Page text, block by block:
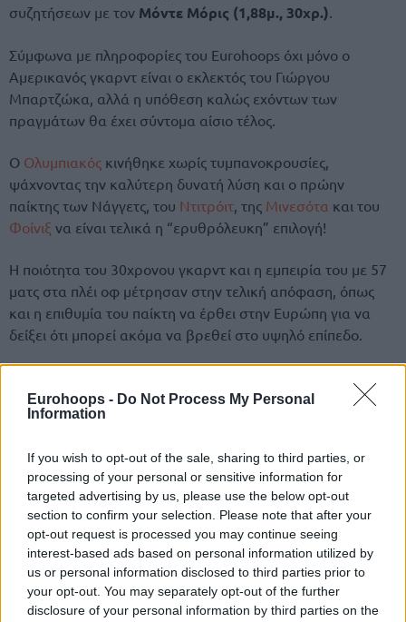
Eurohoops - Do Not Process My Personal
Information
If you wish to opt-out of the sale, sharing to third parties, or
processing of your personal or sensitive information for
targeted advertising by us, please use the below opt-out
section to confirm your selection. Please note that after your
opt-out request is processed you may continue seeing
interest-based ads based on personal information utilized by
us or personal information disclosed to third parties prior to
your opt-out. You may separately opt-out of the further
disclosure of your personal information by third parties on the
συζητήσεων με τον Μόντε Μόρις (1,88μ., 30χρ.)
Σύμφωνα με πληροφορίες του Eurohoops όχι μόνο ο
Αμερικανός γκαρντ είναι ο εκλεκτός του Γιώργου
Μπαρτζώκα, αλλά η υπόθεση καλώς εχόντων των
πραγμάτων θα έχει σύντομα αίσιο τέλος.
Ο Ολυμπιακός κινήθηκε χωρίς τυμπανοκρουσίες,
ψάχνοντας την καλύτερη δυνατή λύση και ο πρώην
παίκτης των Νάγγετς, του Ντιτρόιτ , της Μινεσότα και του
Φοίνιξ να είναι τελικά η “ερυθρόλευκη” επιλογή!
Η ποιότητα του 30χρονου γκαρντ και η εμπειρία του με 57
ματς στα πλέι οφ μέτρησαν στην τελική απόφαση, όπως
και η επιθυμία του παίκτη να έρθει στην Ευρώπη για να
δείξει ότι μπορεί ακόμα να βρεθεί στο υψηλό επίπεδο.